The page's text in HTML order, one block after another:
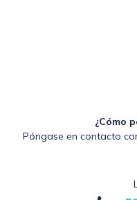
¿Cómo
Póngase en contacto